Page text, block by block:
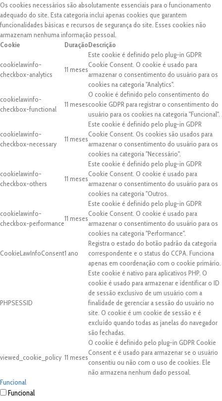
Os cookies necessários são absolutamente essenciais para o funcionamento
adequado do site. Esta categoria inclui apenas cookies que garantem
funcionalidades básicas e recursos de segurança do site. Esses cookies não
armazenam nenhuma informação pessoal.
Cookie
DuraçãoDescrição
cookielawinfo-
checkbox-analytics
11 meses
Este cookie é definido pelo plug-in GDPR
Cookie Consent. O cookie é usado para
armazenar o consentimento do usuário para os
cookies na categoria "Analytics".
cookielawinfo-
checkbox-functional
11 meses
O cookie é definido pelo consentimento do
cookie GDPR para registrar o consentimento do
usuário para os cookies na categoria "Funcional".
cookielawinfo-
checkbox-necessary
11 meses
Este cookie é definido pelo plug-in GDPR
Cookie Consent. Os cookies são usados para
armazenar o consentimento do usuário para os
cookies na categoria "Necessário".
cookielawinfo-
checkbox-others
11 meses
Este cookie é definido pelo plug-in GDPR
Cookie Consent. O cookie é usado para
armazenar o consentimento do usuário para os
cookies na categoria "Outros.
cookielawinfo-
checkbox-performance
11 meses
Este cookie é definido pelo plug-in GDPR
Cookie Consent. O cookie é usado para
armazenar o consentimento do usuário para os
cookies na categoria "Performance".
CookieLawInfoConsent1 ano
Registra o estado do botão padrão da categoria
correspondente e o status do CCPA. Funciona
apenas em coordenação com o cookie primário.
PHPSESSID
Este cookie é nativo para aplicativos PHP. O
cookie é usado para armazenar e identificar o ID
de sessão exclusivo de um usuário com a
finalidade de gerenciar a sessão do usuário no
site. O cookie é um cookie de sessão e é
excluído quando todas as janelas do navegador
são fechadas.
viewed_cookie_policy 11 meses
O cookie é definido pelo plug-in GDPR Cookie
Consent e é usado para armazenar se o usuário
consentiu ou não com o uso de cookies. Ele
não armazena nenhum dado pessoal.
Funcional
Funcional